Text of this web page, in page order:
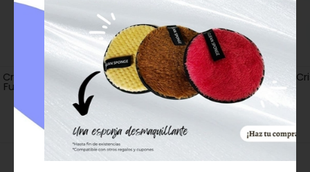
Crisnail Esmalte de Uñas
Ludmila nº 288
8,00€ 2,00€
Comprar
Crisnail Esmalte de Uñas
Passion Color Me
8,55€ 8,12€
Comprar